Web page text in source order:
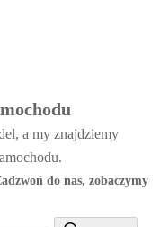
a my znajdziemy
do nas, zobaczymy